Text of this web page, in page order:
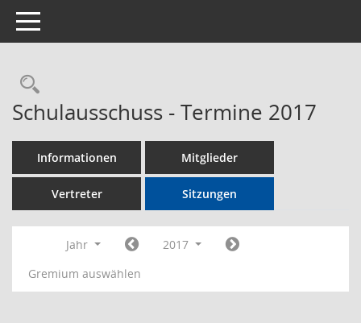
Toggle navigation
Rechercheauswahl
Schulausschuss - Termine 2017
Informationen Mitglieder
Vertreter Sitzungen
Jahr
2017
Gremium auswählen